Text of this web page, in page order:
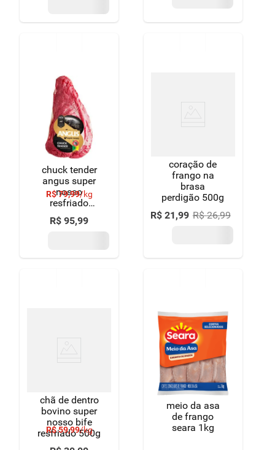
chuck tender
angus super
nosso
resfriado
1.2kg
R$79,99/kg
R$ 95,99
coração de
frango na
brasa
perdigão 500g
R$ 21,99 R$ 26,99
chã de dentro
bovino super
nosso bife
resfriado 500g
R$59,99/kg
meio da asa
de frango
seara 1kg